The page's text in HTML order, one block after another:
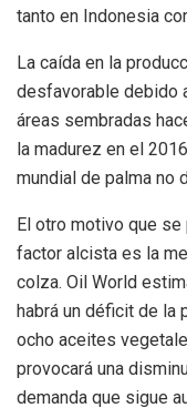
tanto en Indonesia
La caída en la
desfavorable debido
áreas sembradas
la madurez en el
mundial de palma no
El otro motivo que
factor alcista es la
colza. Oil World
habrá un déficit de la
ocho aceites
provocará una
demanda que sigue